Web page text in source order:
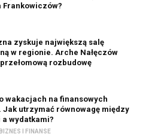
Frankowiczów?
zyskuje największą salę
w regionie. Arche Nałęczów
rozbudowę
wakacjach na finansowych
Jak utrzymać równowagę między
wydatkami?
BIZNES I FINANSE